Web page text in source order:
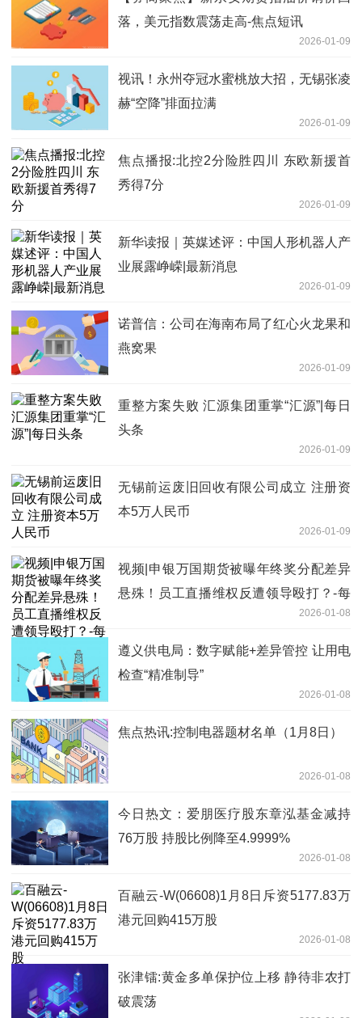
落，美元指数震荡走高-焦点短讯
2026-01-09
视讯！永州夺冠水蜜桃放大招，无锡张凌
赫“空降”排面拉满
2026-01-09
焦点播报:北控2分险胜四川 东欧新援首
秀得7分
2026-01-09
新华读报｜英媒述评：中国人形机器人产
业展露峥嵘|最新消息
2026-01-09
诺普信：公司在海南布局了红心火龙果和
燕窝果
2026-01-09
重整方案失败 汇源集团重掌“汇源”|每日
头条
2026-01-09
无锡前运废旧回收有限公司成立 注册资
本5万人民币
2026-01-09
视频|申银万国期货被曝年终奖分配差异
悬殊！员工直播维权反遭领导殴打？-每
2026-01-08
遵义供电局：数字赋能+差异管控 让用电
检查“精准制导”
2026-01-08
焦点热讯:控制电器题材名单（1月8日）
2026-01-08
今日热文：爱朋医疗股东章泓基金减持
76万股 持股比例降至4.9999%
2026-01-08
百融云-W(06608)1月8日斥资5177.83万
港元回购415万股
2026-01-08
张津镭:黄金多单保护位上移 静待非农打
破震荡